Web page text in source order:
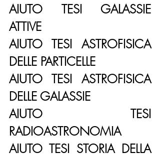
AIUTO TESI GALASSIE
ATTIVE
AIUTO TESI ASTROFISICA
DELLE PARTICELLE
AIUTO TESI ASTROFISICA
DELLE GALASSIE
AIUTO TESI
RADIOASTRONOMIA
AIUTO TESI STORIA DELLA